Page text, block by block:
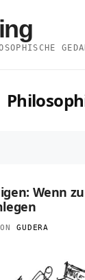
Wenn
GUDERA